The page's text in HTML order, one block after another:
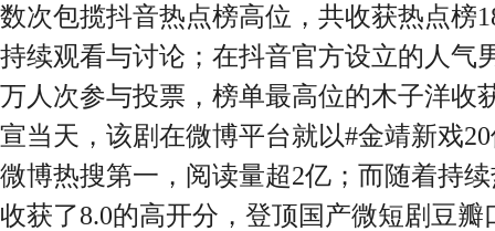
数次包揽抖音热点榜高位，共收获热点榜
持续观看与讨论；在抖音官方设立的人气
万人次参与投票，榜单最高位的木子洋收
宣当天，该剧在微博平台就以#金靖新戏
微博热搜第一，阅读量超2亿；而随着持
收获了8.0的高开分，登顶国产微短剧豆瓣